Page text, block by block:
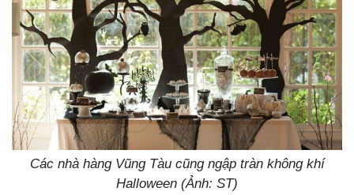
Các nhà hàng Vũng Tàu cũng ngập tràn không khí
Halloween (Ảnh: ST)